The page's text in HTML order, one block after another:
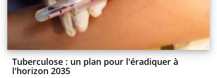
Tuberculose : un plan pour l'éradiquer à
l'horizon 2035